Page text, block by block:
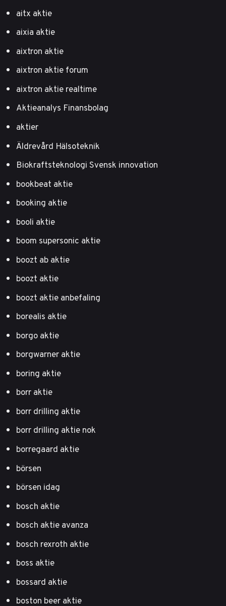
aitx aktie
aixia aktie
aixtron aktie
aixtron aktie forum
aixtron aktie realtime
Aktieanalys Finansbolag
aktier
Äldrevård Hälsoteknik
Biokraftsteknologi Svensk innovation
bookbeat aktie
booking aktie
booli aktie
boom supersonic aktie
boozt ab aktie
boozt aktie
boozt aktie anbefaling
borealis aktie
borgo aktie
borgwarner aktie
boring aktie
borr aktie
borr drilling aktie
borr drilling aktie nok
borregaard aktie
börsen
börsen idag
bosch aktie
bosch aktie avanza
bosch rexroth aktie
boss aktie
bossard aktie
boston beer aktie